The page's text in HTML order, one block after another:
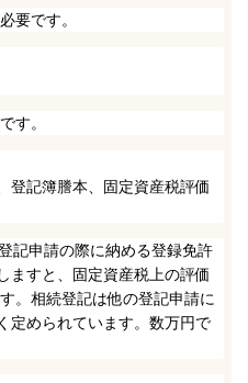
要です。
す。
登記簿謄本、固定資産税評価
記申請の際に納める登録免許
ますと、固定資産税上の評価
。相続登記は他の登記申請に
定められています。数万円で